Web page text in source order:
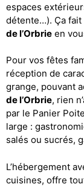
espaces
détente…). Ça fait
de l’Orbrie en
Pour vos fêtes
réception de
grange, pouvant
de l’Orbrie, rien
par le Panier
large :
salés ou sucrés,
L’hébergement
cuisines, offre